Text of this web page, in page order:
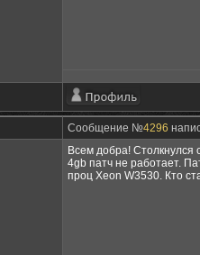
Сообщение №4296
Всем добра! Столкнулся
4gb патч не работает.
проц Xeon W3530. Кто